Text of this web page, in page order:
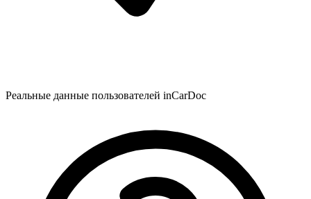
Реальные данные пользователей inCarDoc